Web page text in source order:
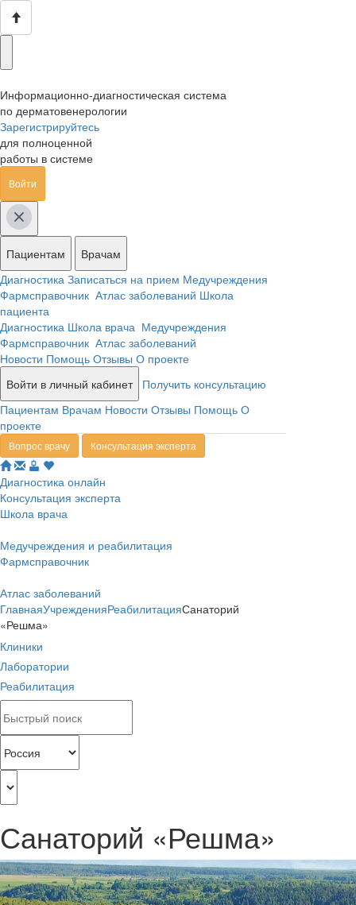
Информационно-диагностическая система
по дерматовенерологии
Зарегистрируйтесь
для полноценной
работы в системе
Войти
Пациентам
Врачам
Диагностика Записаться на прием Медучреждения
Фармсправочник Атлас заболеваний Школа
пациента
Диагностика Школа врача Медучреждения
Фармсправочник Атлас заболеваний
Новости Помощь Отзывы О проекте
Войти в личный кабинет
Получить консультацию
Пациентам Врачам Новости Отзывы Помощь О
проекте
Вопрос врачу Консультация эксперта
Диагностика онлайн
Консультация эксперта
Школа врача
Медучреждения и реабилитация
Фармсправочник
Атлас заболеваний
ГлавнаяУчрежденияРеабилитацияСанаторий
«Решма»
Клиники
Лаборатории
Реабилитация
Санаторий «Решма»